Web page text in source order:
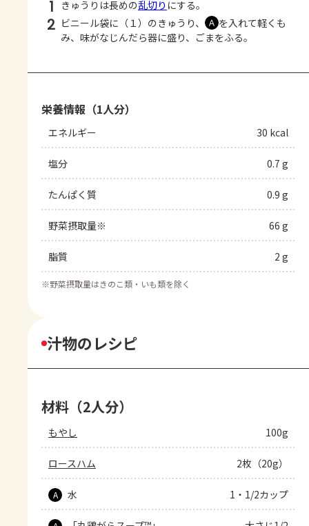
1 きゅうりは長めの乱切り にする。
2 ビニール袋に（１）のきゅうり、 Ａ を入れて軽くも
み、味がなじんだら器に盛り、ごまをふる。
栄養情報（1人分）
エネルギー 30 kcal
塩分 0.7 g
たんぱく質 0.9 g
野菜摂取量※ 66 g
脂質 2 g
※野菜摂取量はきのこ類・いも類を除く
汁物のレシピ
材料（2人分）
もやし 100g
ロースハム 2枚（20g）
A 水 1・1/2カップ